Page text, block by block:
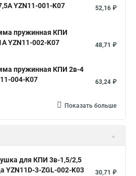
YZN11-001-K07
52,16 ₽
пружинная КПИ
YZN11-002-K07
48,71 ₽
пружинная КПИ 2в-4
004-K07
63,24 ₽
Показать больше
для КПИ 3в-1,5/2,5
YZN11D-3-ZGL-002-K03
30,71 ₽